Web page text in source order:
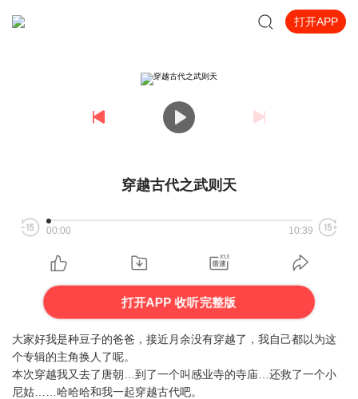
打开APP
穿越古代之武则天
00:00 10:39
打开APP 收听完整版
大家好我是种豆子的爸爸，接近月余没有穿越了，我自己都以为这
个专辑的主角换人了呢。
本次穿越我又去了唐朝…到了一个叫感业寺的寺庙…还救了一个小
尼姑……哈哈哈和我一起穿越古代吧。